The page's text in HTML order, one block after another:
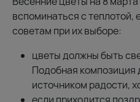
вспоминаться с теплотой,
советам при их выборе:
цветы должны быть
Подобная композиция
источником радости,